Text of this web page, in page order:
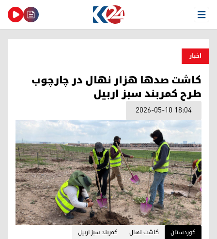
Open Menu
اخبار
کاشت صدها هزار نهال در چارچوب
طرح کمربند سبز اربیل
2026-05-10 18:04
کوردستان کاشت نهال کمربند سبز اربیل